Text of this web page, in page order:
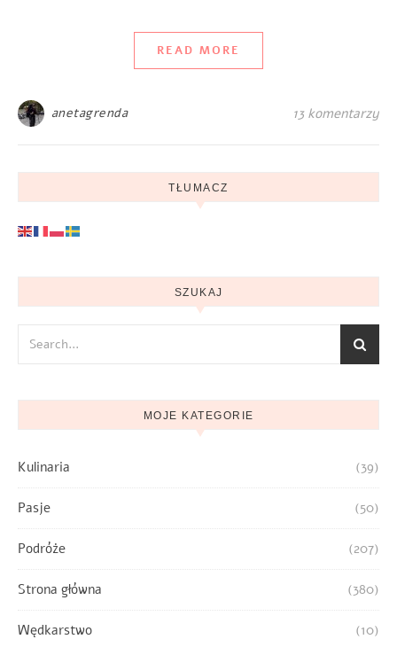
READ MORE
anetagrenda 13 komentarzy
TŁUMACZ
SZUKAJ
MOJE KATEGORIE
Kulinaria (39)
Pasje (50)
Podróże (207)
Strona główna (380)
Wędkarstwo (10)